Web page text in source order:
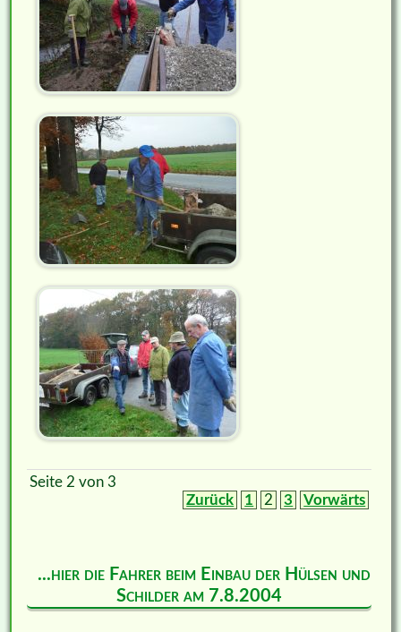
Seite 2 von 3
Zurück
1 2 3 Vorwärts
...hier die Fahrer beim Einbau der Hülsen und
Schilder am 7.8.2004